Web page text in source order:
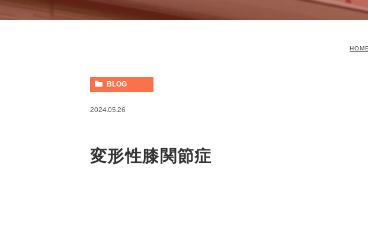
HOME
BLOG
2024.05.26
変形性膝関節症